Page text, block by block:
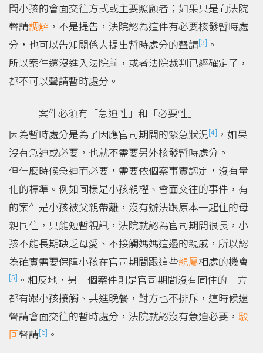
間小孩的會面交往方式或主要照顧者；如果只是向法院
聲請調解 ，不是提告，法院認為這件有必要核發暫時處
分，也可以告知關係人提出暫時處分的聲請[3] 。
所以案件還沒進入法院前，或者法院裁判已經確定了，
都不可以聲請暫時處分。
案件必須有「急迫性」和「必要性」
因為暫時處分是為了因應官司期間的緊急狀況[4] ，如果
沒有急迫或必要，也就不需要另外核發暫時處分。
但什麼時候急迫而必要，需要依個案事實認定，沒有量
化的標準。例如同樣是小孩親權、會面交往的事件，有
的案件是小孩被父親帶離，沒有辦法跟原本一起住的母
親同住，只能短暫視訊，法院就認為官司期間很長，小
孩不能長期缺乏母愛、不接觸媽媽這邊的親戚，所以認
為確實需要保障小孩在官司期間跟這些親屬相處的機會
[5] 。相反地，另一個案件則是官司期間沒有同住的一方
都有跟小孩接觸、共進晚餐，對方也不排斥，這時候還
聲請會面交往的暫時處分，法院就認沒有急迫必要， 駁
回聲請[6] 。